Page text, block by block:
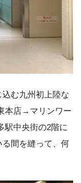
む九州初上陸な
本店→マリンワー
駅中央街の2階に
間を縫って、何